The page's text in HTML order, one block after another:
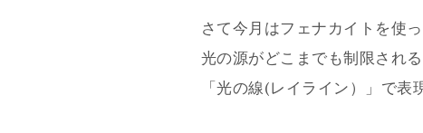
さて今月はフェナカイトを使
光の源がどこまでも制限され
「光の線(レイライン）」で表